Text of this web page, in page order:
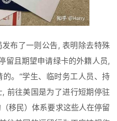
布了一则公告, 表明除去特殊
留且期望申请绿卡的外籍人员,
。“学生、临时务工人员、持
前往美国是为了进行短期停驻
移民）体系要求这些人在停留